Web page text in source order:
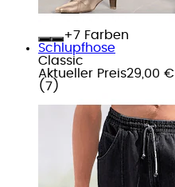
+
Farben
Schlupfhose
Classic
Aktueller Preis29,00 €
( 7 )